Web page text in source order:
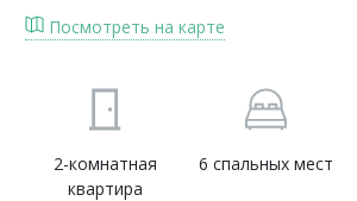
Посмотреть на карте
2-комнатная
квартира
6 спальных мест